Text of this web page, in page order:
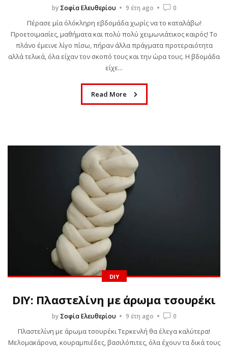
by Σοφία Ελευθερίου 9 έτη ago 0
Πέρασε μία όλόκληρη εβδομάδα χωρίς να το καταλάβω!
Προετοιμασίες, μαθήματα και πολύ πολύ χειμωνιάτικος καιρός! Το
πλάνο έμεινε λίγο πίσω, πήραν άλλα πράγματα προτεραιότητα
αλλά τελικά, όλα είχαν τον σκοπό τους και την ώρα τους. Η βδομάδα
είχε...
Read More
DIY
DIY: Πλαστελίνη με άρωμα τσουρέκι
by Σοφία Ελευθερίου 9 έτη ago 0
Πλαστελίνη με άρωμα τσουρέκι Τερκενλή θα έλεγα καλύτερα!
Μελομακάρονα, κουραμπιέδες, βασιλόπιτες, όλα έχουν τα δικά τους